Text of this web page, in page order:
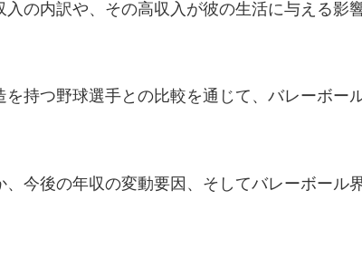
の内訳や、その高収入が彼の生活に与える影
持つ野球選手との比較を通じて、バレーボー
今後の年収の変動要因、そしてバレーボール